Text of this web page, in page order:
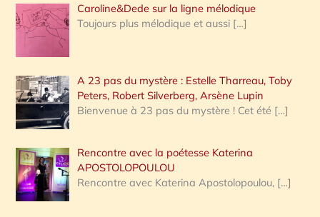
Caroline&Dede sur la ligne mélodique
Toujours plus mélodique et aussi […]
A 23 pas du mystère : Estelle Tharreau, Toby
Peters, Robert Silverberg, Arsène Lupin
Bienvenue à 23 pas du mystère ! Cet été […]
Rencontre avec la poétesse Katerina
APOSTOLOPOULOU
Rencontre avec Katerina Apostolopoulou, […]